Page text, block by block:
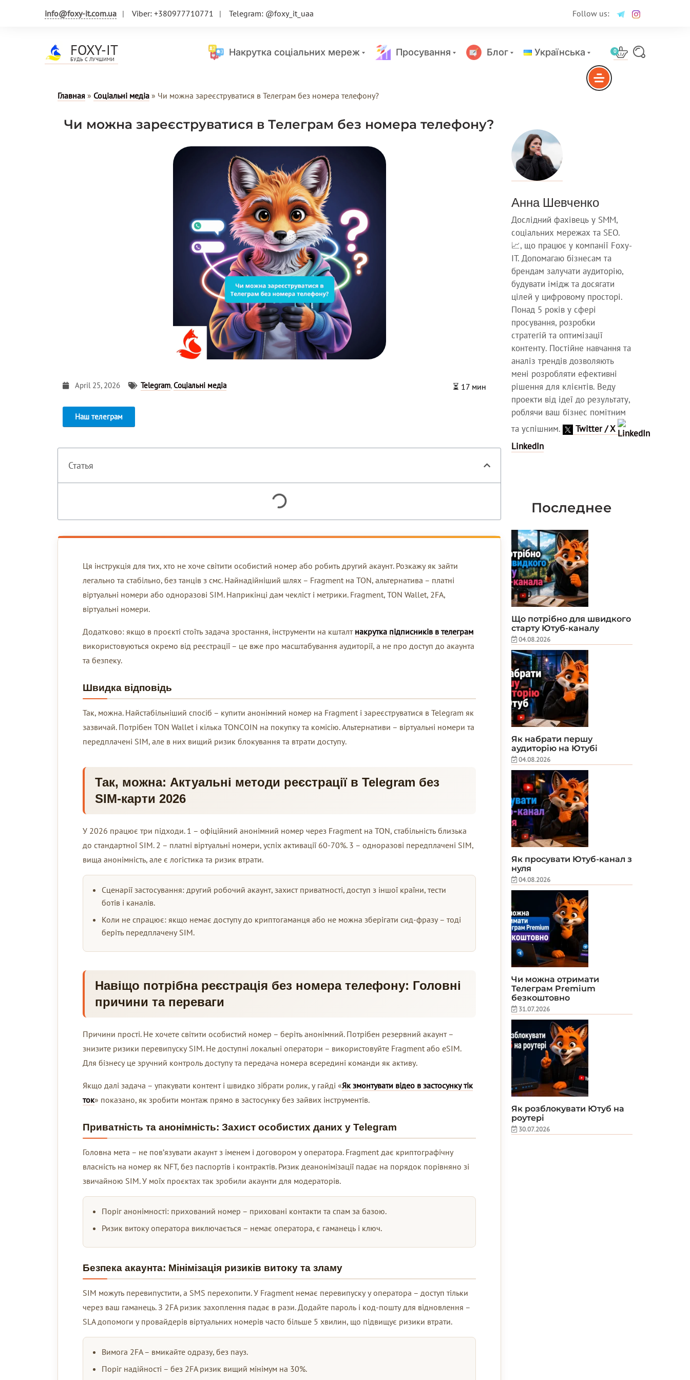
info@foxy-it.com.ua Viber: +380977710771 Telegram: @foxy_it_uaa Follow us:
FOXY-IT
БУДЬ С ЛУЧШИМИ
Накрутка соціальних мереж Просування Блог Українська 0
Главная » Соціальні медіа » Чи можна зареєструватися в Телеграм без номера телефону?
Чи можна зареєструватися в Телеграм без номера телефону?
April 25, 2026 Telegram,Соціальні медіа
Наш телеграм
⏳ 17мин
Статья
Ця інструкція для тих, хто не хоче світити особистий номер або робить другий акаунт. Розкажу як зайти
легально та стабільно, без танців з смс. Найнадійніший шлях – Fragment на TON, альтернатива – платні
віртуальні номери або одноразові SIM. Наприкінці дам чекліст і метрики. Fragment, TON Wallet, 2FA,
віртуальні номери.
Додатково: якщо в проєкті стоїть задача зростання, інструменти на кшталт накрутка підписників в телеграм
використовуються окремо від реєстрації – це вже про масштабування аудиторії, а не про доступ до акаунта
та безпеку.
Швидка відповідь
Так, можна. Найстабільніший спосіб – купити анонімний номер на Fragment і зареєструватися в Telegram як
зазвичай. Потрібен TON Wallet і кілька TONCOIN на покупку та комісію. Альтернативи – віртуальні номери та
передплачені SIM, але в них вищий ризик блокування та втрати доступу.
Так, можна: Актуальні методи реєстрації в Telegram без
SIM-карти 2026
У 2026 працює три підходи. 1 – офіційний анонімний номер через Fragment на TON, стабільність близька
до стандартної SIM. 2 – платні віртуальні номери, успіх активації 60-70%. 3 – одноразові передплачені SIM,
вища анонімність, але є логістика та ризик втрати.
Сценарії застосування: другий робочий акаунт, захист приватності, доступ з іншої країни, тести
ботів і каналів.
Коли не спрацює: якщо немає доступу до криптогаманця або не можна зберігати сид-фразу – тоді
беріть передплачену SIM.
Навіщо потрібна реєстрація без номера телефону: Головні
причини та переваги
Причини прості. Не хочете світити особистий номер – беріть анонімний. Потрібен резервний акаунт –
знизите ризики перевипуску SIM. Не доступні локальні оператори – використовуйте Fragment або eSIM.
Для бізнесу це зручний контроль доступу та передача номера всередині команди як активу.
Якщо далі задача – упакувати контент і швидко зібрати ролик, у гайді «Як змонтувати відео в застосунку тік
ток» показано, як зробити монтаж прямо в застосунку без зайвих інструментів.
Приватність та анонімність: Захист особистих даних у Telegram
Головна мета – не пов’язувати акаунт з іменем і договором у оператора. Fragment дає криптографічну
власність на номер як NFT, без паспортів і контрактів. Ризик деанонімізації падає на порядок порівняно зі
звичайною SIM. У моїх проєктах так зробили акаунти для модераторів.
Поріг анонімності: прихований номер – приховані контакти та спам за базою.
Ризик витоку оператора виключається – немає оператора, є гаманець і ключ.
Безпека акаунта: Мінімізація ризиків витоку та зламу
SIM можуть перевипустити, а SMS перехопити. У Fragment немає перевипуску у оператора – доступ тільки
через ваш гаманець. З 2FA ризик захоплення падає в рази. Додайте пароль і код-пошту для відновлення –
SLA допомоги у провайдерів віртуальних номерів часто більше 5 хвилин, що підвищує ризики втрати.
Вимога 2FA – вмикайте одразу, без пауз.
Поріг надійності – без 2FA ризик вищий мінімум на 30%.
Анна Шевченко
Дослідний фахівець у SMM,
соціальних мережах та SEO.
📈, що працює у компанії Foxy-
IT. Допомагаю бізнесам та
брендам залучати аудиторію,
будувати імідж та досягати
цілей у цифровому просторі.
Понад 5 років у сфері
просування, розробки
стратегій та оптимізації
контенту. Постійне навчання та
аналіз трендів дозволяють
мені розробляти ефективні
рішення для клієнтів. Веду
проекти від ідеї до результату,
роблячи ваш бізнес помітним
та успішним.
Twitter / X
LinkedIn
Последнее
Що потрібно для швидкого
старту Ютуб-каналу
04.08.2026
Як набрати першу
аудиторію на Ютубі
04.08.2026
Як просувати Ютуб-канал з
нуля
04.08.2026
Чи можна отримати
Телеграм Premium
безкоштовно
31.07.2026
Як розблокувати Ютуб на
роутері
30.07.2026